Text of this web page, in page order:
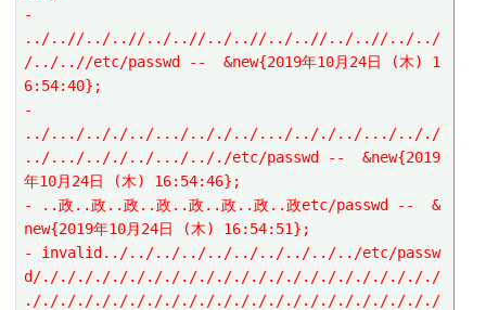
-
../..//../..//../..//../..//../..//../..//../../
/../..//etc/passwd --  &new{2019年10月24日 (木) 1
6:54:40};
-
../.../.././../.../.././../.../.././../.../.././
../.../.././../.../.././etc/passwd --  &new{2019
年10月24日 (木) 16:54:46};
- ..政..政..政..政..政..政..政..政etc/passwd --  &
new{2019年10月24日 (木) 16:54:51};
- invalid../../../../../../../../../../etc/passw
d/./././././././././././././././././././././././
././././././././././././././././././././././././